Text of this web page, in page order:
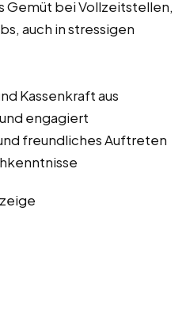
Gemüt bei Vollzeitstellen,
auch in stressigen
Kassenkraft aus
engagiert
freundliches Auftreten